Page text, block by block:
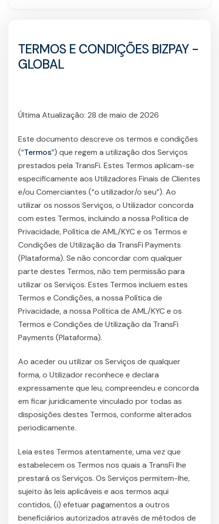
TERMOS E CONDIÇÕES BIZPAY -
GLOBAL
Última Atualização: 28 de maio de 2026
Este documento descreve os termos e condições
(“Termos”) que regem a utilização dos Serviços
prestados pela TransFi. Estes Termos aplicam-se
especificamente aos Utilizadores Finais de Clientes
e/ou Comerciantes (“o utilizador/o seu”). Ao
utilizar os nossos Serviços, o Utilizador concorda
com estes Termos, incluindo a nossa Política de
Privacidade, Política de AML/KYC e os Termos e
Condições de Utilização da TransFi Payments
(Plataforma). Se não concordar com qualquer
parte destes Termos, não tem permissão para
utilizar os Serviços. Estes Termos incluem estes
Termos e Condições, a nossa Política de
Privacidade, a nossa Política de AML/KYC e os
Termos e Condições de Utilização da TransFi
Payments (Plataforma).
Ao aceder ou utilizar os Serviços de qualquer
forma, o Utilizador reconhece e declara
expressamente que leu, compreendeu e concorda
em ficar juridicamente vinculado por todas as
disposições destes Termos, conforme alterados
periodicamente.
Leia estes Termos atentamente, uma vez que
estabelecem os Termos nos quais a TransFi lhe
prestará os Serviços. Os Serviços permitem-lhe,
sujeito às leis aplicáveis e aos termos aqui
contidos, (i) efetuar pagamentos a outros
beneficiários autorizados através de métodos de